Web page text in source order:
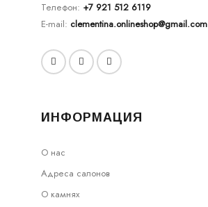
Телефон: +7 921 512 6119
E-mail: clementina.onlineshop@gmail.com
ИНФОРМАЦИЯ
О нас
Адреса салонов
О камнях